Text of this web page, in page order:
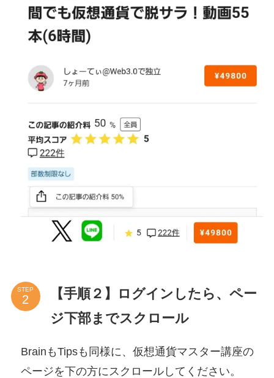
STEP
【手順２】ログインしたら、ペー
ジ下部までスクロール
BrainもTipsも同様に、仮想通貨マスター講座の
ページを下の方にスクロールしてください。